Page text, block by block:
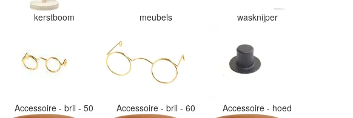
kleurcode bij de juiste bol heb
sticker welke kleur het is?
Desondanks zou ik deze shop zeker
wel aanbevelen wat betreft de
kerstboom meubels wasknijper
Accessoire - bril - 50 Accessoire - bril - 60 Accessoire - hoed